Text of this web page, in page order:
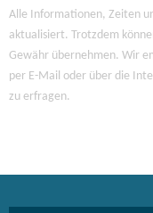
Alle Informationen, Zeiten
aktualisiert. Trotzdem
Gewähr übernehmen. Wir
per E-Mail oder über die
zu erfragen.